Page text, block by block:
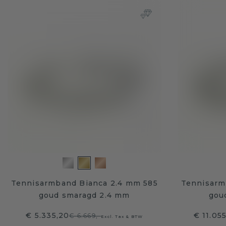
Tennisarmband Bianca 2.4 mm 585
goud smaragd 2.4 mm
€ 5.335,20€ 6.669,-Excl. Tax & BTW €